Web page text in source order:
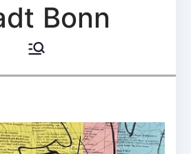
Bonn